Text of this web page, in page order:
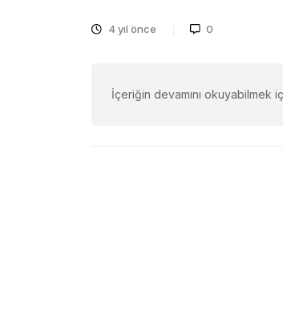
4 yıl önce 0
İçeriğin devamını okuyabilmek